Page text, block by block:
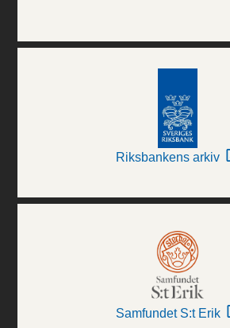
Riksbankens arkiv
Samfundet S:t Erik